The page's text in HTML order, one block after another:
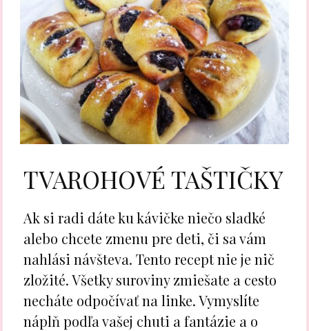
TVAROHOVÉ TAŠTIČKY
Ak si radi dáte ku kávičke niečo sladké
alebo chcete zmenu pre deti, či sa vám
nahlási návšteva. Tento recept nie je nič
zložité. Všetky suroviny zmiešate a cesto
necháte odpočívať na linke. Vymyslíte
náplň podľa vašej chuti a fantázie a o